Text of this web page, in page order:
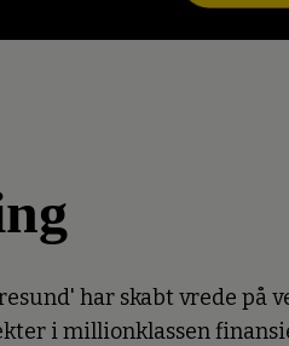
har skabt vrede på
i millionklassen